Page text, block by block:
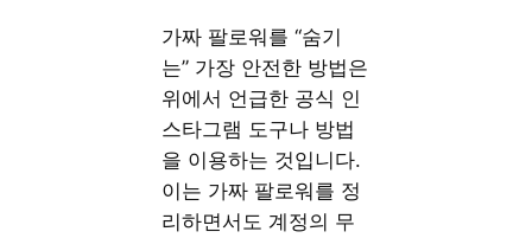
가짜 팔로워를 “숨기
는” 가장 안전한 방법은
위에서 언급한 공식 인
스타그램 도구나 방법
을 이용하는 것입니다.
이는 가짜 팔로워를 정
리하면서도 계정의 무